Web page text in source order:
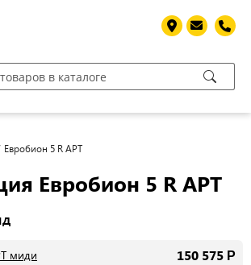
Евробион 5 R АРТ
Евробион 5 R АРТ
миди 150 575 Р